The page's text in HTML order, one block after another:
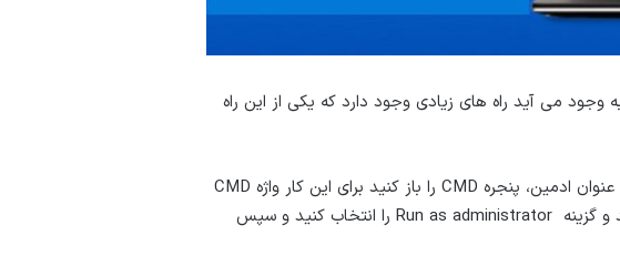
می آید راه های زیادی وجود دارد که یکی از این راه
برای تعمیر نرم افزاری فلش مموری با محیط خط فرمان شما باید به عنوان ادمین، پنجره CMD را باز کنید برای این کار واژه CMD
را در باکس جستجوی ویندوز تایپ کنید و روی آن راست کلیک کنید و گزینه Run as administrator را انتخاب کنید و سپس